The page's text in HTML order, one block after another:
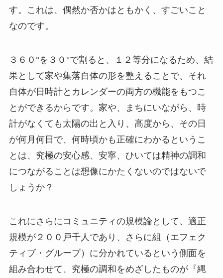
す。これは、偶然か否かはともかく、すごいこと
なのです。
３６０°を３０°で割ると、１２等分になるため、結
果として家や集落自体の形を整えることで、それ
自体が日時計とカレンダーの両方の機能をもつこ
とができるからです。家や、まちにいながら、時
計がなくても太陽の出と入り、高度から、その日
が何月何日で、何時頃かも正確にわかるというこ
とは、究極の安心感、安寧、ひいては精神の調和
につながることは想像にかたくないのではないで
しょうか？
これにさらにコミュニティの規模論として、適正
規模が２００戸千人であり、さらに組（エフェク
ティブ・グループ）に分かれているという側面を
組み合わせて、究極の調和をめざしたものが『縄